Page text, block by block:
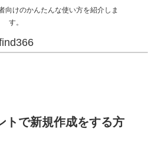
向けのかんたんな使い方を紹介しま
す。
で新規作成をする方